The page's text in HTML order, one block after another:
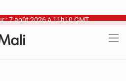
: 7 août 2026 à 11h10 GMT